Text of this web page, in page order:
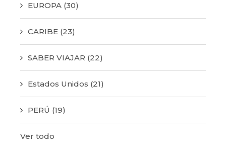
EUROPA (30)
CARIBE (23)
SABER VIAJAR (22)
Estados Unidos (21)
PERÚ (19)
Ver todo